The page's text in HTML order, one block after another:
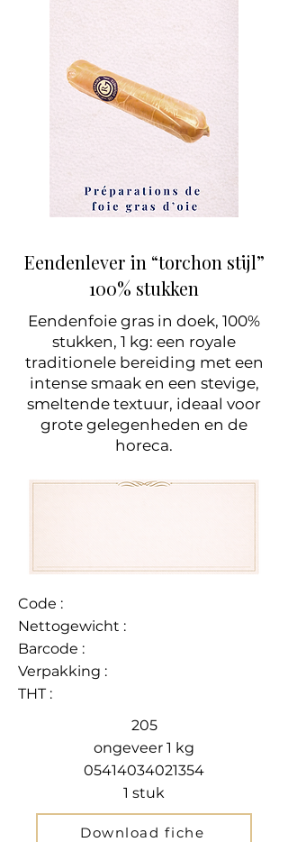
Eendenlever in “torchon stijl”
100% stukken
Eendenfoie gras in doek, 100%
stukken, 1 kg: een royale
traditionele bereiding met een
intense smaak en een stevige,
smeltende textuur, ideaal voor
grote gelegenheden en de
horeca.
Code :
Nettogewicht :
Barcode :
Verpakking :
THT :
205
ongeveer 1 kg
05414034021354
1 stuk
Download fiche